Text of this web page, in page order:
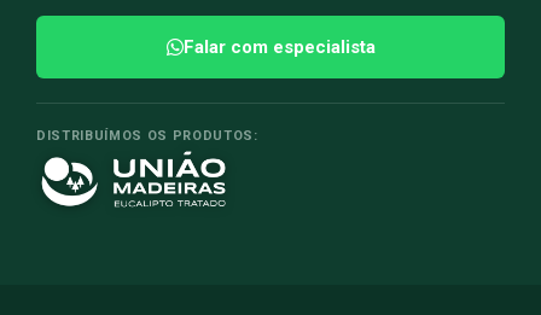
Falar com especialista
DISTRIBUÍMOS OS PRODUTOS: